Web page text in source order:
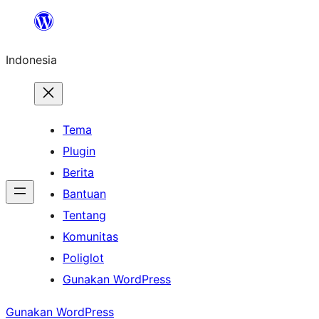
Lewati
konten
Indonesia
Tema
Plugin
Berita
Bantuan
Tentang
Komunitas
Poliglot
Gunakan WordPress
Gunakan WordPress